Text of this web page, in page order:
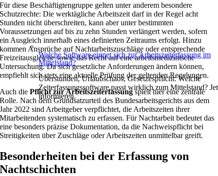
Welche Software eignet sich zur Arbeitszeiterfassung im
Mittelstand?
Überstunden, Urlaubschaos, Gesetzespflicht: Welche
Zeiterfassungssoftware passt wirklich zum Mittelstand?
informieren.
Für diese Beschäftigtengruppe gelten unter anderem besondere
Schutzrechte: Die werktägliche Arbeitszeit darf in der Regel acht
Stunden nicht überschreiten, kann aber unter bestimmten
Voraussetzungen auf bis zu zehn Stunden verlängert werden, sofern
ein Ausgleich innerhalb eines definierten Zeitraums erfolgt. Hinzu
kommen Ansprüche auf Nachtarbeitszuschläge oder entsprechende
Freizeitausgleiche sowie das Recht auf eine arbeitsmedizinische
Untersuchung. Da sich gesetzliche Anforderungen ändern können,
empfiehlt sich stets eine aktuelle Prüfung der geltenden Regelungen.
Auch diePflicht zur Arbeitszeiterfassungspielt hier eine zentrale
Rolle. Nach dem Grundsatzurteil des Bundesarbeitsgerichts aus dem
Jahr 2022 sind Arbeitgeber verpflichtet, die Arbeitszeiten ihrer
Mitarbeitenden systematisch zu erfassen. Für Nachtarbeit bedeutet das
eine besonders präzise Dokumentation, da die Nachweispflicht bei
Streitigkeiten über Zuschläge oder Arbeitszeiten unmittelbar greift.
Besonderheiten bei der Erfassung von
Nachtschichten